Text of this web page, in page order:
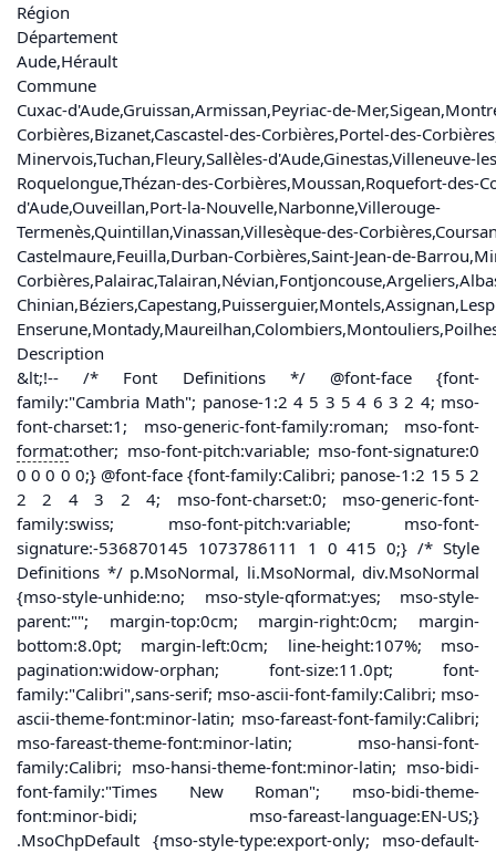
Région
Département
Aude,Hérault
Commune
Cuxac-d'Aude,Gruissan,Armissan,Peyriac-de-Mer,Sigean,
Corbières,Bizanet,Cascastel-des-Corbières,Portel-des-Corbières
Minervois,Tuchan,Fleury,Sallèles-d'Aude,Ginestas,Villeneuve-
Roquelongue,Thézan-des-Corbières,Moussan,Roquefort-des-
d'Aude,Ouveillan,Port-la-Nouvelle,Narbonne,Villerouge-
Termenès,Quintillan,Vinassan,Villesèque-des-Corbières,
Castelmaure,Feuilla,Durban-Corbières,Saint-Jean-de-Barrou,
Corbières,Palairac,Talairan,Névian,Fontjoncouse,Argeliers,
Chinian,Béziers,Capestang,Puisserguier,Montels,Assignan,
Enserune,Montady,Maureilhan,Colombiers,Montouliers,
Description
&lt;!-- /* Font Definitions */ @font-face {font-
family:"Cambria Math"; panose-1:2 4 5 3 5 4 6 3 2 4; mso-
font-charset:1; mso-generic-font-family:roman; mso-font-
format:other; mso-font-pitch:variable; mso-font-signature:0
0 0 0 0 0;} @font-face {font-family:Calibri; panose-1:2 15 5 2
2 2 4 3 2 4; mso-font-charset:0; mso-generic-font-
family:swiss; mso-font-pitch:variable; mso-font-
signature:-536870145 1073786111 1 0 415 0;} /* Style
Definitions */ p.MsoNormal, li.MsoNormal, div.MsoNormal
{mso-style-unhide:no; mso-style-qformat:yes; mso-style-
parent:""; margin-top:0cm; margin-right:0cm; margin-
bottom:8.0pt; margin-left:0cm; line-height:107%; mso-
pagination:widow-orphan; font-size:11.0pt; font-
family:"Calibri",sans-serif; mso-ascii-font-family:Calibri; mso-
ascii-theme-font:minor-latin; mso-fareast-font-family:Calibri;
mso-fareast-theme-font:minor-latin; mso-hansi-font-
family:Calibri; mso-hansi-theme-font:minor-latin; mso-bidi-
font-family:"Times New Roman"; mso-bidi-theme-
font:minor-bidi; mso-fareast-language:EN-US;}
.MsoChpDefault {mso-style-type:export-only; mso-default-